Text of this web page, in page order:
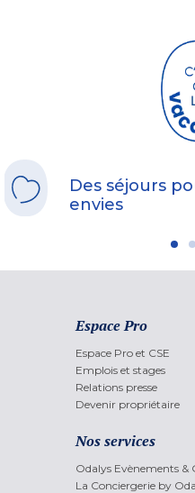
Des séjours
envies
Espace Pro
Espace Pro et CSE
Emplois et stages
Relations presse
Devenir propriétaire
Nos services
Odalys Evènements &
La Conciergerie by